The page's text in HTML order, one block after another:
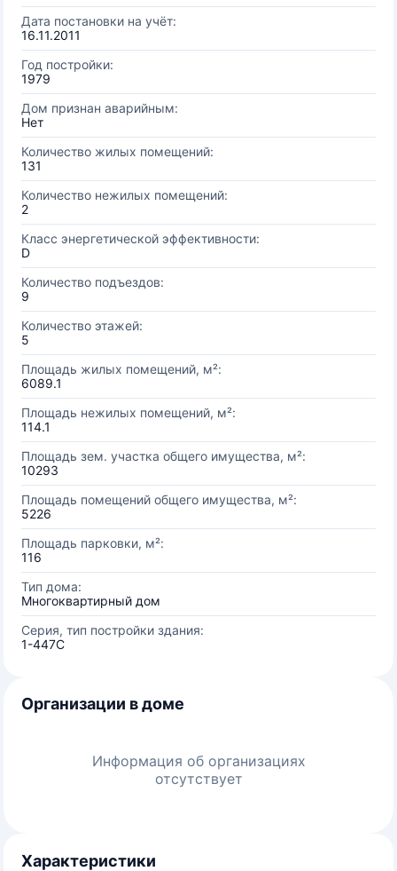
Дата постановки на учёт:
16.11.2011
Год постройки:
1979
Дом признан аварийным:
Нет
Количество жилых помещений:
131
Количество нежилых помещений:
2
Класс энергетической эффективности:
D
Количество подъездов:
9
Количество этажей:
5
Площадь жилых помещений, м²:
6089.1
Площадь нежилых помещений, м²:
114.1
Площадь зем. участка общего имущества, м²:
10293
Площадь помещений общего имущества, м²:
5226
Площадь парковки, м²:
116
Тип дома:
Многоквартирный дом
Серия, тип постройки здания:
1-447С
Организации в доме
Информация об организациях
отсутствует
Характеристики